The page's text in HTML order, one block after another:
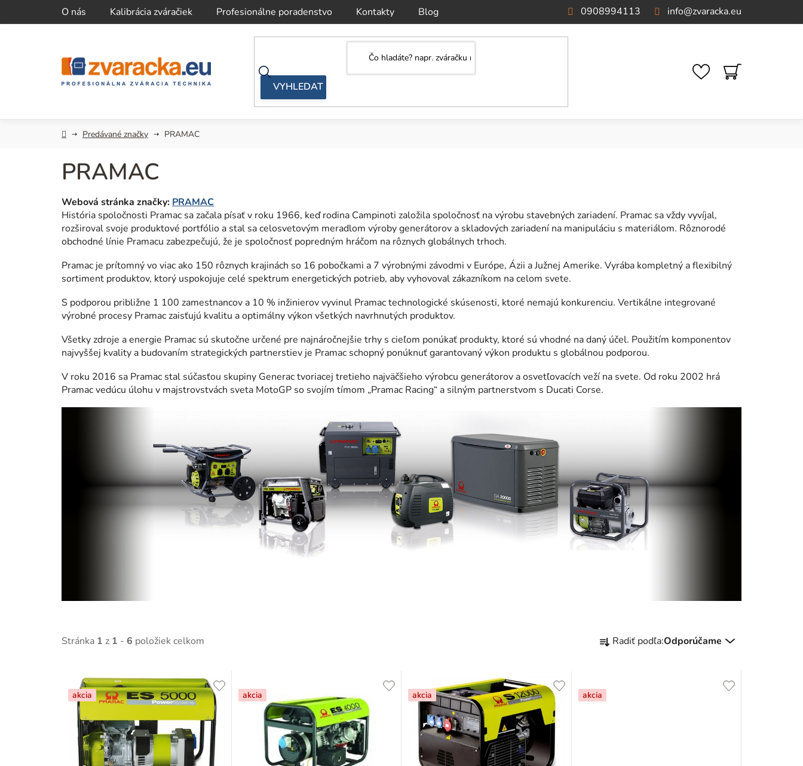
O nás Kalibrácia zváračiek Profesionálne poradenstvo Kontakty Blog info@zvaracka.eu
0908994113
NÁKUPNÝ
KOŠÍK
DomovPredávané značky PRAMAC
PRAMAC
Webová stránka značky: PRAMAC
História spoločnosti Pramac sa začala písať v roku 1966, keď rodina Campinoti založila spoločnosť na výrobu stavebných zariadení. Pramac sa vždy vyvíjal,
rozširoval svoje produktové portfólio a stal sa celosvetovým meradlom výroby generátorov a skladových zariadení na manipuláciu s materiálom. Rôznorodé
obchodné línie Pramacu zabezpečujú, že je spoločnosť popredným hráčom na rôznych globálnych trhoch.
Pramac je prítomný vo viac ako 150 rôznych krajinách so 16 pobočkami a 7 výrobnými závodmi v Európe, Ázii a Južnej Amerike. Vyrába kompletný a flexibilný
sortiment produktov, ktorý uspokojuje celé spektrum energetických potrieb, aby vyhovoval zákazníkom na celom svete.
S podporou približne 1 100 zamestnancov a 10 % inžinierov vyvinul Pramac technologické skúsenosti, ktoré nemajú konkurenciu. Vertikálne integrované
výrobné procesy Pramac zaisťujú kvalitu a optimálny výkon všetkých navrhnutých produktov.
Všetky zdroje a energie Pramac sú skutočne určené pre najnáročnejšie trhy s cieľom ponúkať produkty, ktoré sú vhodné na daný účel. Použitím komponentov
najvyššej kvality a budovaním strategických partnerstiev je Pramac schopný ponúknuť garantovaný výkon produktu s globálnou podporou.
V roku 2016 sa Pramac stal súčasťou skupiny Generac tvoriacej tretieho najväčšieho výrobcu generátorov a osvetľovacích veží na svete. Od roku 2002 hrá
Pramac vedúcu úlohu v majstrovstvách sveta MotoGP so svojím tímom „Pramac Racing“ a silným partnerstvom s Ducati Corse.
Stránka 1 z 1 - 6 položiek celkom
R
d
e
Radiť podľa:Odporúčame
V
ýakcia akcia akcia akcia